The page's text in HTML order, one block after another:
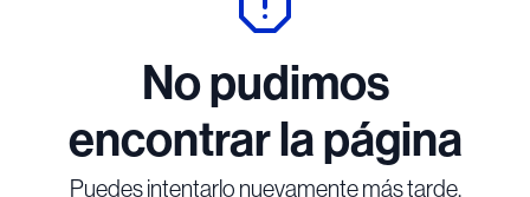
No pudimos
encontrar la página
Puedes intentarlo nuevamente más tarde.